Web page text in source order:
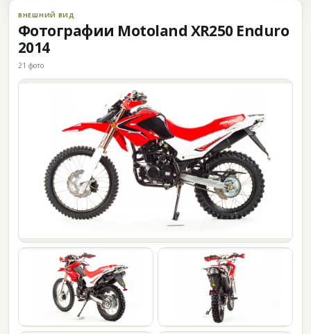
ВНЕШНИЙ ВИД
Фотографии Motoland XR250 Enduro
2014
21 фото